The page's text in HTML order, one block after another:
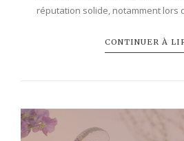
réputation solide, notamment lors
CONTINUER À